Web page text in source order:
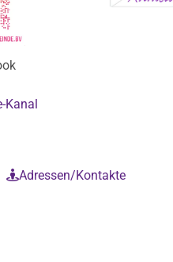
Adressen/Kontakte